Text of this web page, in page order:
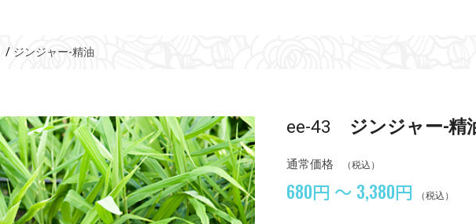
ジンジャー-精油
ee-43 ジンジャー-精
通常価格 （税込）
680円 ～ 3,380円 （税込）